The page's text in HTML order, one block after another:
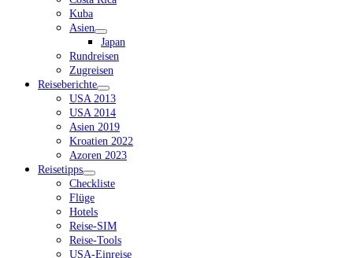
Kuba
Asien
Dropdown-
Menü
öffnen
Japan
Rundreisen
Zugreisen
Reiseberichte
Dropdown-
Menü
öffnen
USA 2013
USA 2014
Asien 2019
Kroatien 2022
Azoren 2023
Reisetipps
Dropdown-
Menü
öffnen
Checkliste
Flüge
Hotels
Reise-SIM
Reise-Tools
USA-Einreise